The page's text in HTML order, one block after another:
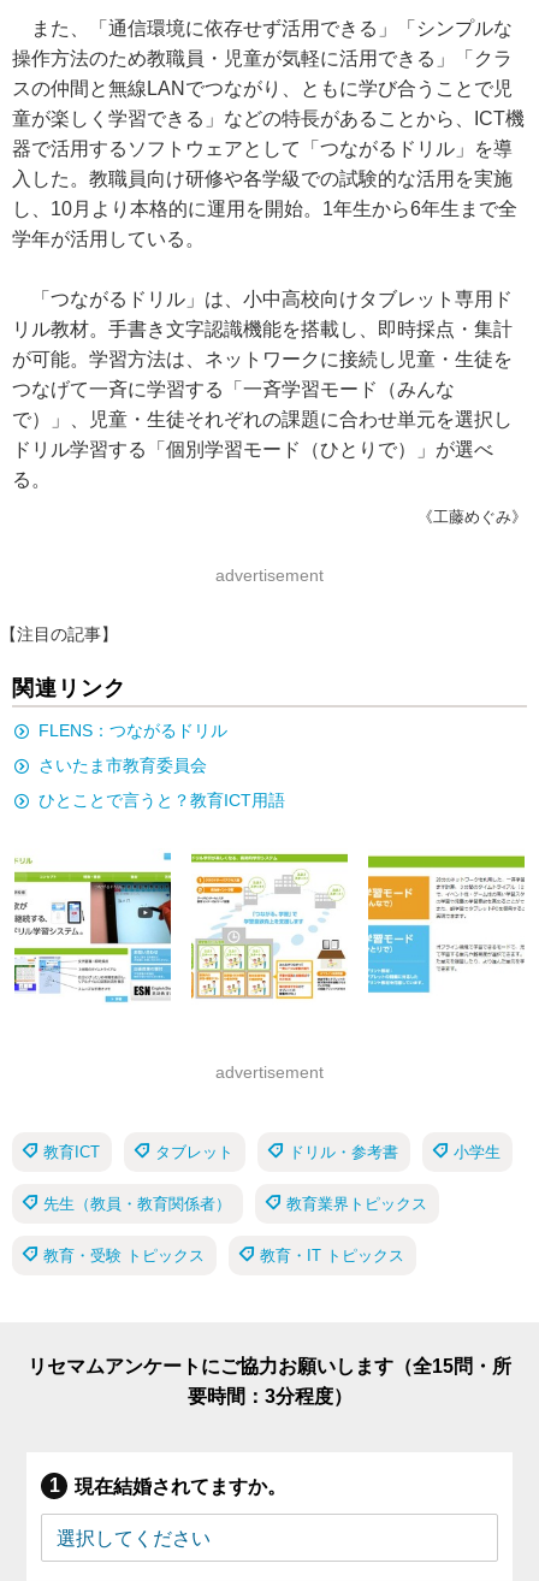
また、「通信環境に依存せず活用できる」「シンプルな
操作方法のため教職員・児童が気軽に活用できる」「クラ
スの仲間と無線LANでつながり、ともに学び合うことで児
童が楽しく学習できる」などの特長があることから、ICT機
器で活用するソフトウェアとして「つながるドリル」を導
入した。教職員向け研修や各学級での試験的な活用を実施
し、10月より本格的に運用を開始。1年生から6年生まで全
学年が活用している。
「つながるドリル」は、小中高校向けタブレット専用ド
リル教材。手書き文字認識機能を搭載し、即時採点・集計
が可能。学習方法は、ネットワークに接続し児童・生徒を
つなげて一斉に学習する「一斉学習モード（みんな
で）」、児童・生徒それぞれの課題に合わせ単元を選択し
ドリル学習する「個別学習モード（ひとりで）」が選べ
る。
《工藤めぐみ》
advertisement
【注目の記事】
関連リンク
FLENS：つながるドリル
さいたま市教育委員会
ひとことで言うと？教育ICT用語
advertisement
教育ICT タブレット ドリル・参考書 小学生
先生（教員・教育関係者） 教育業界トピックス
教育・受験 トピックス 教育・IT トピックス
リセマムアンケートにご協力お願いします（全15問・所
要時間：3分程度）
現在結婚されてますか。